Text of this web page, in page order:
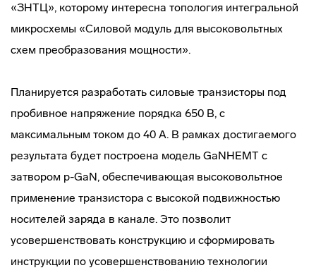
«ЗНТЦ», которому интересна топология интегральной
микросхемы «Силовой модуль для высоковольтных
схем преобразования мощности».
Планируется разработать силовые транзисторы под
пробивное напряжение порядка 650 В, с
максимальным током до 40 А. В рамках достигаемого
результата будет построена модель GaNHEMT с
затвором р-GaN, обеспечивающая высоковольтное
применение транзистора с высокой подвижностью
носителей заряда в канале. Это позволит
усовершенствовать конструкцию и сформировать
инструкции по усовершенствованию технологии